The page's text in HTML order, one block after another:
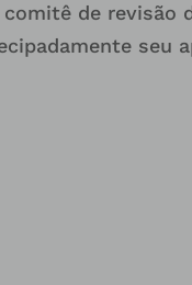
de revisão
seu